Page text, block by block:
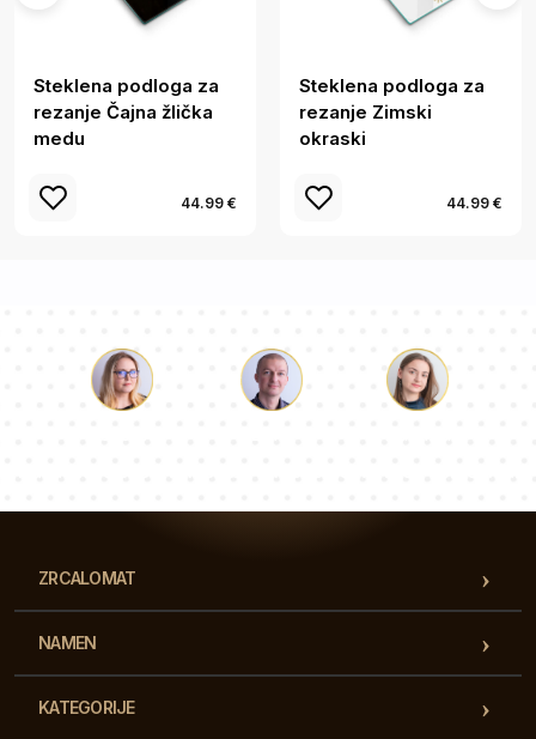
Steklena podloga za
rezanje Čajna žlička
medu
44.99 €
Steklena podloga za
rezanje Zimski
okraski
44.99 €
ZRCALOMAT
NAMEN
KATEGORIJE